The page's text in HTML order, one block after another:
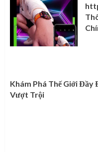
Khám Phá Thế Giới Đầy
Vượt Trội